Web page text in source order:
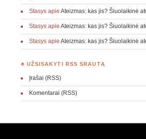
Stasysapie Ateizmas: kas jis? Šiuolaikinė
Stasysapie Ateizmas: kas jis? Šiuolaikinė
Stasysapie Ateizmas: kas jis? Šiuolaikinė
♣ UŽSISAKYTI RSS SRAUTĄ
Įrašai (RSS)
Komentarai (RSS)